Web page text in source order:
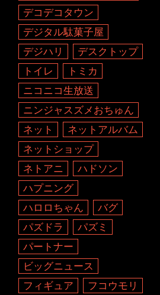
デコデコタウン
デジタル駄菓子屋
デジハリ
デスクトップ
トイレ
トミカ
ニコニコ生放送
ニンジャスズメおちゅん
ネット
ネットアルバム
ネットショップ
ネトアニ
ハドソン
ハプニング
ハロロちゃん
バグ
パズドラ
パズミ
パートナー
ビッグニュース
フィギュア
フコウモリ